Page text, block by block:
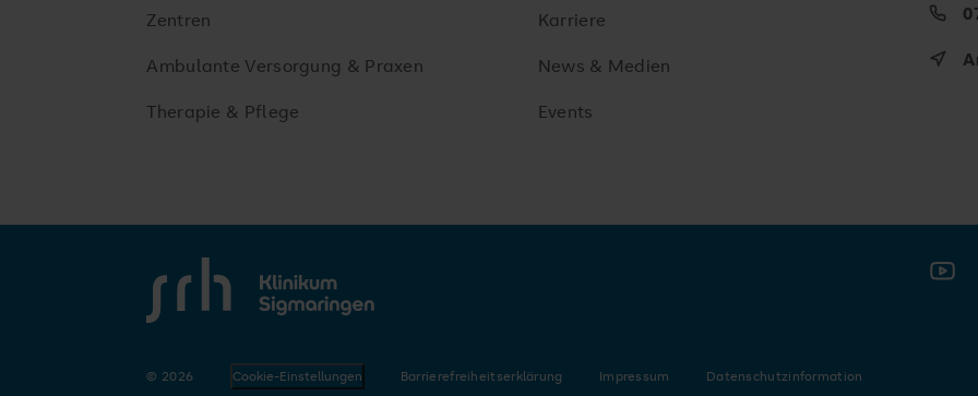
Zentren
Ambulante Versorgung & Praxen
Therapie & Pflege
Karriere
News & Medien
Events
© 2026 Cookie-Einstellungen Barrierefreiheitserklärung Impressum Datenschutzinformation
Erfahren Sie mehr über unseren Neubau, das Versorgungskonzept,
unsere Kompetenzen und die Zukunft